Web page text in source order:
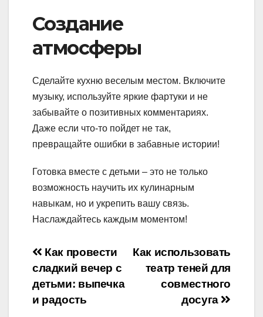
Создание
атмосферы
Сделайте кухню веселым местом. Включите
музыку, используйте яркие фартуки и не
забывайте о позитивных комментариях.
Даже если что-то пойдет не так,
превращайте ошибки в забавные истории!
Готовка вместе с детьми – это не только
возможность научить их кулинарным
навыкам, но и укрепить вашу связь.
Наслаждайтесь каждым моментом!
Навигация
по
записям
Как использовать
театр теней для
совместного
досуга
Как провести
сладкий вечер с
детьми: выпечка
и радость